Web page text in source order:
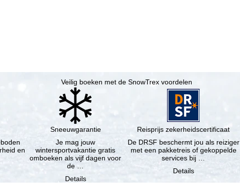
Veilig boeken met de SnowTrex voordelen
en
Sneeuwgarantie
Je mag jouw
wintersportvakantie gratis
omboeken als vijf dagen voor
de …
Details
Reisprijs zekerheidscertificaat
De DRSF beschermt jou als reiziger
met een pakketreis of gekoppelde
services bij …
Details